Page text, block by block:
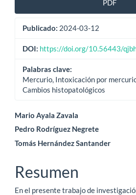
lateral
del
artículo
PDF
Publicado: 2024-03-12
DOI: https://doi.org/10.56443/
Palabras clave:
Mercurio, Intoxicación por
Cambios histopatológicos
Contenido
principal
del
artículo
Mario Ayala Zavala
Pedro Rodríguez Negrete
Tomás Hernández Santander
Resumen
En el presente trabajo de